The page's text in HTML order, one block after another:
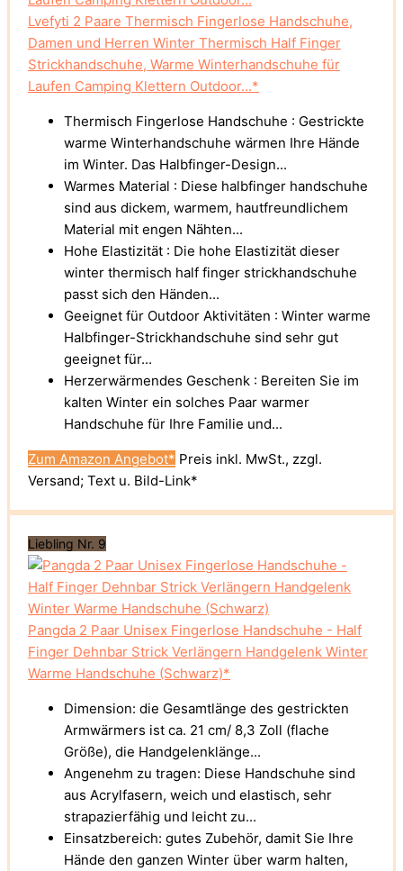
Lvefyti 2 Paare Thermisch Fingerlose Handschuhe,
Damen und Herren Winter Thermisch Half Finger
Strickhandschuhe, Warme Winterhandschuhe für
Laufen Camping Klettern Outdoor...*
Thermisch Fingerlose Handschuhe : Gestrickte
warme Winterhandschuhe wärmen Ihre Hände
im Winter. Das Halbfinger-Design...
Warmes Material : Diese halbfinger handschuhe
sind aus dickem, warmem, hautfreundlichem
Material mit engen Nähten...
Hohe Elastizität : Die hohe Elastizität dieser
winter thermisch half finger strickhandschuhe
passt sich den Händen...
Geeignet für Outdoor Aktivitäten : Winter warme
Halbfinger-Strickhandschuhe sind sehr gut
geeignet für...
Herzerwärmendes Geschenk : Bereiten Sie im
kalten Winter ein solches Paar warmer
Handschuhe für Ihre Familie und...
Zum Amazon Angebot* Preis inkl. MwSt., zzgl.
Versand; Text u. Bild-Link*
Liebling Nr. 9
Pangda 2 Paar Unisex Fingerlose Handschuhe - Half
Finger Dehnbar Strick Verlängern Handgelenk Winter
Warme Handschuhe (Schwarz)*
Dimension: die Gesamtlänge des gestrickten
Armwärmers ist ca. 21 cm/ 8,3 Zoll (flache
Größe), die Handgelenklänge...
Angenehm zu tragen: Diese Handschuhe sind
aus Acrylfasern, weich und elastisch, sehr
strapazierfähig und leicht zu...
Einsatzbereich: gutes Zubehör, damit Sie Ihre
Hände den ganzen Winter über warm halten,